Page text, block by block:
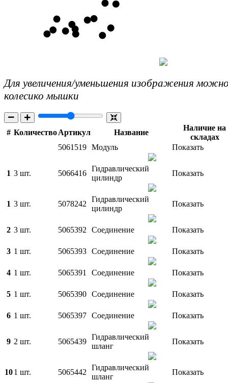
Для увеличения/уменьшения изображения
колесико мышки
# КоличествоАртикул Название
Наличие на
складах
5061519 Модуль Показать
1 3 шт. 5066416
Гидравлический
цилиндр
Показать
1 3 шт. 5078242
Гидравлический
цилиндр
Показать
2 3 шт. 5065392 Соединение Показать
3 1 шт. 5065393 Соединение Показать
4 1 шт. 5065391 Соединение Показать
5 1 шт. 5065390 Соединение Показать
6 1 шт. 5065397 Соединение Показать
9 2 шт. 5065439
Гидравлический
шланг
Показать
101 шт. 5065442
Гидравлический
шланг
Показать